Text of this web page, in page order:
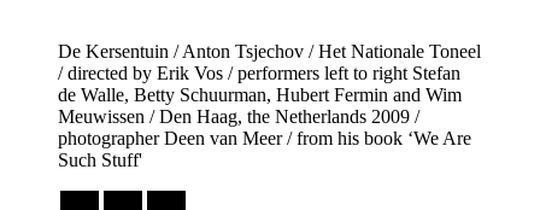
De Kersentuin / Anton Tsjechov / Het Nationale Toneel
/ directed by Erik Vos / performers left to right Stefan
de Walle, Betty Schuurman, Hubert Fermin and Wim
Meuwissen / Den Haag, the Netherlands 2009 /
photographer Deen van Meer / from his book ‘We Are
Such Stuff'